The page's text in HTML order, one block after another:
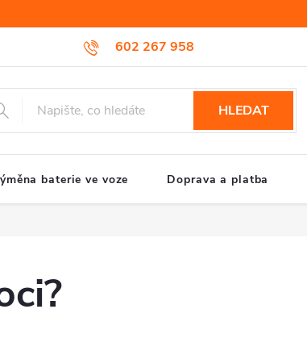
602 267 958
osobních údajů Reklamační řád
HLEDAT
baterie ve voze Doprava a platba